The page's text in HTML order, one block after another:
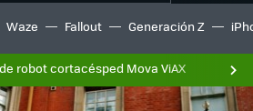
Waze Fallout Generación Z
robot cortacésped Mova ViAX